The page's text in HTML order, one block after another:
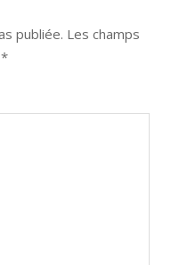
publiée. Les champs
*